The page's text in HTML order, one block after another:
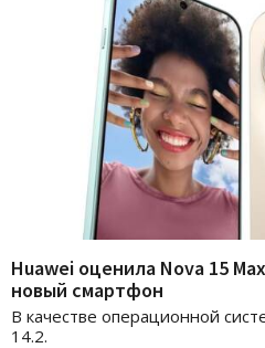
Huawei оценила Nova 15
новый смартфон
В качестве операционной
14.2.